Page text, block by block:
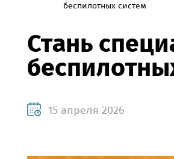
беспилотных систем
Стань
15 апреля 2026